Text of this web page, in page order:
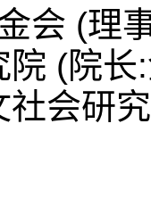
会 (理
院 (院长
社会研